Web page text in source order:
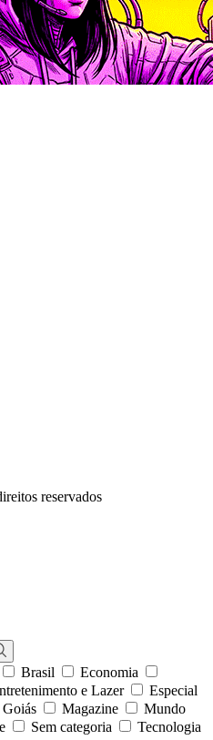
reservados
Brasil
Economia
e Lazer
Especial
Goiás Magazine
Mundo
Sem categoria
Tecnologia